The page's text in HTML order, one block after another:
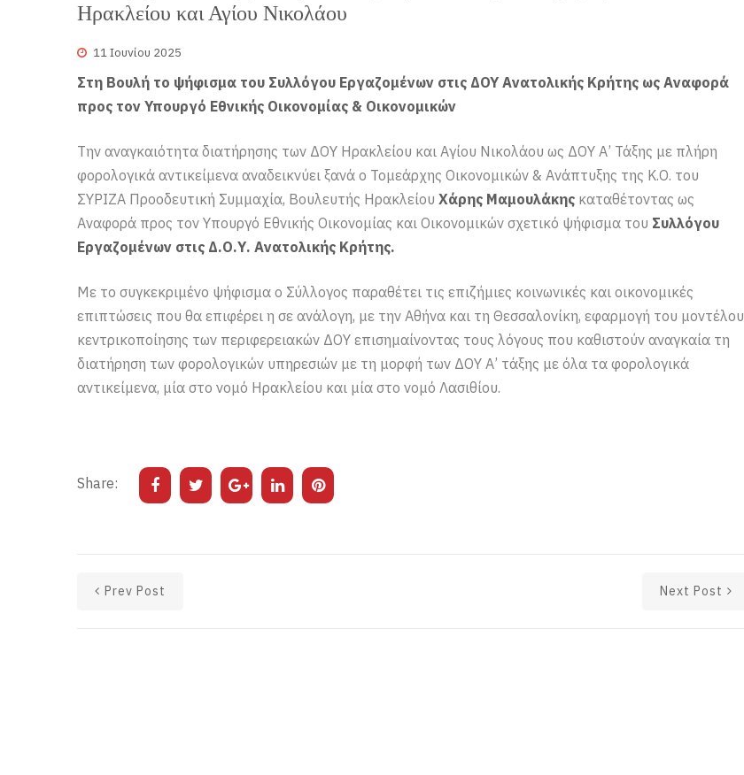
Ηρακλείου και Αγίου Νικολάου
11 Ιουνίου 2025
Στη Βουλή το ψήφισμα του Συλλόγου Εργαζομένων στις ΔΟΥ Ανατολικής Κρήτης ως Αναφορά
προς τον Υπουργό Εθνικής Οικονομίας & Οικονομικών
Την αναγκαιότητα διατήρησης των ΔΟΥ Ηρακλείου και Αγίου Νικολάου ως ΔΟΥ Α’ Τάξης με πλήρη
φορολογικά αντικείμενα αναδεικνύει ξανά ο Τομεάρχης Οικονομικών & Ανάπτυξης της Κ.Ο. του
ΣΥΡΙΖΑ Προοδευτική Συμμαχία, Βουλευτής Ηρακλείου Χάρης Μαμουλάκης καταθέτοντας ως
Αναφορά προς τον Υπουργό Εθνικής Οικονομίας και Οικονομικών σχετικό ψήφισμα του Συλλόγου
Εργαζομένων στις Δ.Ο.Υ. Ανατολικής Κρήτης.
Με το συγκεκριμένο ψήφισμα ο Σύλλογος παραθέτει τις επιζήμιες κοινωνικές και οικονομικές
επιπτώσεις που θα επιφέρει η σε ανάλογη, με την Αθήνα και τη Θεσσαλονίκη, εφαρμογή του μοντέλου
κεντρικοποίησης των περιφερειακών ΔΟΥ επισημαίνοντας τους λόγους που καθιστούν αναγκαία τη
διατήρηση των φορολογικών υπηρεσιών με τη μορφή των ΔΟΥ Α’ τάξης με όλα τα φορολογικά
αντικείμενα, μία στο νομό Ηρακλείου και μία στο νομό Λασιθίου.
Share:
Prev Post Next Post